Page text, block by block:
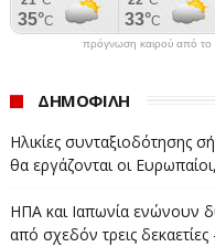
πρόγνωση καιρού από το
ΔΗΜΟΦΙΛΗ
Ηλικίες συνταξιοδότησης
θα εργάζονται οι
ΗΠΑ και Ιαπωνία ενώνουν
από σχεδόν τρεις δεκαετίες